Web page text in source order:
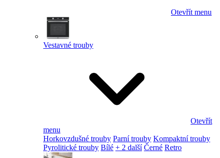
Otevřít menu
Vestavné trouby
Otevřít
menu
Horkovzdušné trouby Parní trouby Kompaktní trouby
Pyrolitické trouby Bílé + 2 další Černé Retro